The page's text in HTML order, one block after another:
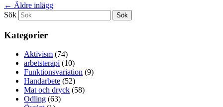
← Äldre inlägg
Sök
Kategorier
Aktivism (74)
arbetsterapi (10)
Funktionsvariation (9)
Handarbete (52)
Mat och dryck (58)
Odling (63)